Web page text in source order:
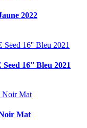
2022
16'' Bleu 2021
Mat